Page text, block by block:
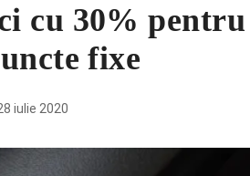
cu 30%
fixe
iulie 2020